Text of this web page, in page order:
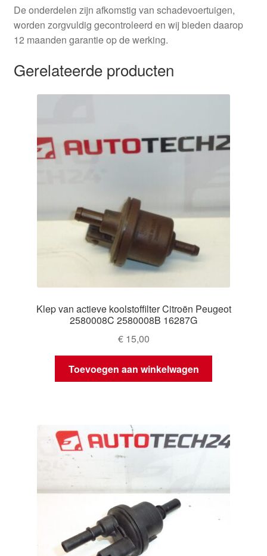
De onderdelen zijn afkomstig van schadevoertuigen,
worden zorgvuldig gecontroleerd en wij bieden daarop
12 maanden garantie op de werking.
Gerelateerde producten
Klep van actieve koolstoffilter Citroën Peugeot
2580008C 2580008B 16287G
€15,00
Toevoegen aan winkelwagen